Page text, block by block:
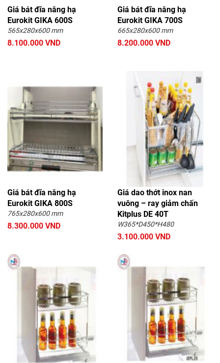
Giá bát đĩa nâng hạ
Eurokit GIKA 600S
565x280x600 mm
8.100.000 VND
Giá bát đĩa nâng hạ
Eurokit GIKA 700S
665x280x600 mm
8.200.000 VND
Giá bát đĩa nâng hạ
Eurokit GIKA 800S
765x280x600 mm
8.300.000 VND
Giá dao thớt inox nan
vuông – ray giảm chấn
Kitplus DE 40T
W365*D450*H480
3.100.000 VND